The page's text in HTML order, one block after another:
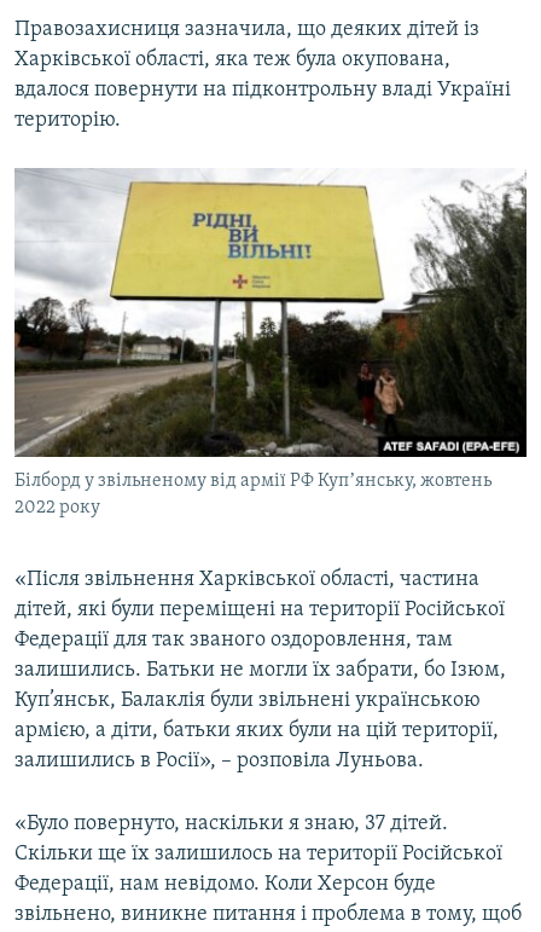
Правозахисниця зазначила, що деяких дітей із
Харківської області, яка теж була окупована,
вдалося повернути на підконтрольну владі Україні
територію.
Білборд у звільненому від армії РФ Купʼянську, жовтень
2022 року
«Після звільнення Харківської області, частина
дітей, які були переміщені на території Російської
Федерації для так званого оздоровлення, там
залишились. Батьки не могли їх забрати, бо Ізюм,
Куп’янськ, Балаклія були звільнені українською
армією, а діти, батьки яких були на цій території,
залишились в Росії», – розповіла Луньова.
«Було повернуто, наскільки я знаю, 37 дітей.
Скільки ще їх залишилось на території Російської
Федерації, нам невідомо. Коли Херсон буде
звільнено, виникне питання і проблема в тому, щоб